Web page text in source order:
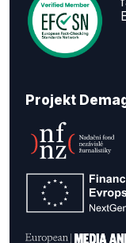
Projekt